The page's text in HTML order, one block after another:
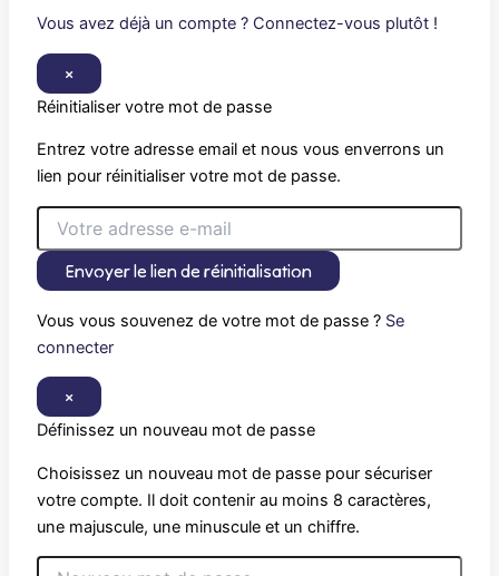
Vous avez déjà un compte ? Connectez-vous plutôt !
×
Réinitialiser votre mot de passe
Entrez votre adresse email et nous vous enverrons un
lien pour réinitialiser votre mot de passe.
Envoyer le lien de réinitialisation
Vous vous souvenez de votre mot de passe ? Se
connecter
×
Définissez un nouveau mot de passe
Choisissez un nouveau mot de passe pour sécuriser
votre compte. Il doit contenir au moins 8 caractères,
une majuscule, une minuscule et un chiffre.